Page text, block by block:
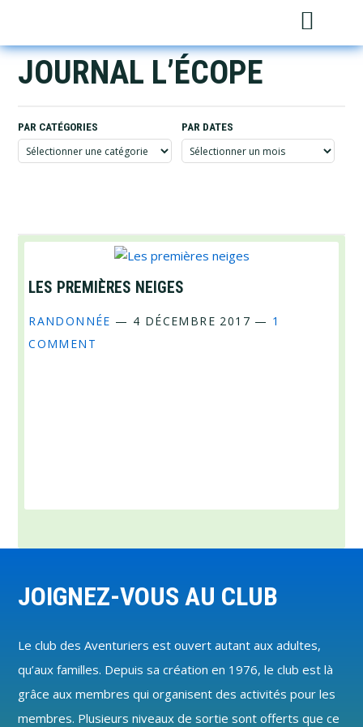
primary
navigation
main
content
footer
JOURNAL L’ÉCOPE
PAR CATÉGORIES
Par
catégories
PAR DATES
Par
dates
LES PREMIÈRES NEIGES
RANDONNÉE — 4 DÉCEMBRE 2017 — 1
COMMENT
Footer
JOIGNEZ-VOUS AU CLUB
Le club des Aventuriers est ouvert autant aux adultes,
qu’aux familles. Depuis sa création en 1976, le club est là
grâce aux membres qui organisent des activités pour les
membres. Plusieurs niveaux de sortie sont offerts que ce